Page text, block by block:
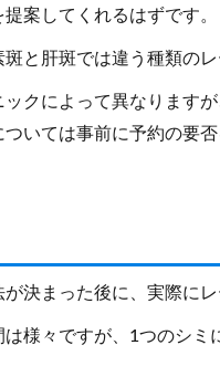
案してくれるはずです。
と肝斑では違う種類のレ
クによって異なります
いては事前に予約の要
決まった後に、実際にレ
様々ですが、1つのシミ